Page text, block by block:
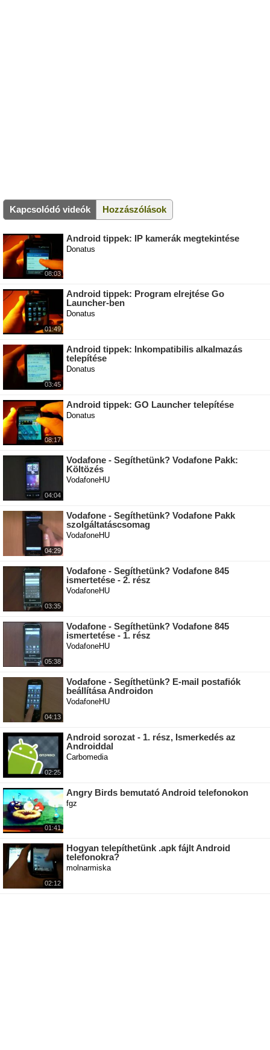
Kapcsolódó videók Hozzászólások
08:03
Android tippek: IP kamerák megtekintése
Donatus
01:49
Android tippek: Program elrejtése Go
Launcher-ben
Donatus
03:45
Android tippek: Inkompatibilis alkalmazás
telepítése
Donatus
08:17
Android tippek: GO Launcher telepítése
Donatus
04:04
Vodafone - Segíthetünk? Vodafone Pakk:
Költözés
VodafoneHU
04:29
Vodafone - Segíthetünk? Vodafone Pakk
szolgáltatáscsomag
VodafoneHU
03:35
Vodafone - Segíthetünk? Vodafone 845
ismertetése - 2. rész
VodafoneHU
05:38
Vodafone - Segíthetünk? Vodafone 845
ismertetése - 1. rész
VodafoneHU
04:13
Vodafone - Segíthetünk? E-mail postafiók
beállítása Androidon
VodafoneHU
02:25
Android sorozat - 1. rész, Ismerkedés az
Androiddal
Carbomedia
01:41
Angry Birds bemutató Android telefonokon
fgz
02:12
Hogyan telepíthetünk .apk fájlt Android
telefonokra?
molnarmiska